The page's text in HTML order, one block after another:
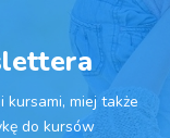
kursami, miej także
do kursów